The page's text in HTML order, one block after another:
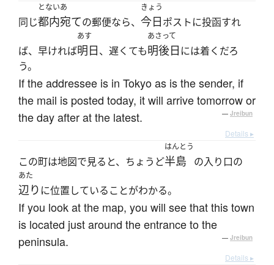
同じ
とないあ
都内宛ての郵便なら、
きょう
今日ポストに投函すれ
ば、早ければ
あす
明日、遅くても
あさって
明後日 には着くだろ
う。
If the addressee is in Tokyo as is the sender, if
the mail is posted today, it will arrive tomorrow or
the day after at the latest.
— Jreibun
Details ▸
この町は地図で見ると、ちょうど
はんとう
半島 の入り口の
あた
辺り に位置していることがわかる。
If you look at the map, you will see that this town
is located just around the entrance to the
peninsula.
— Jreibun
Details ▸